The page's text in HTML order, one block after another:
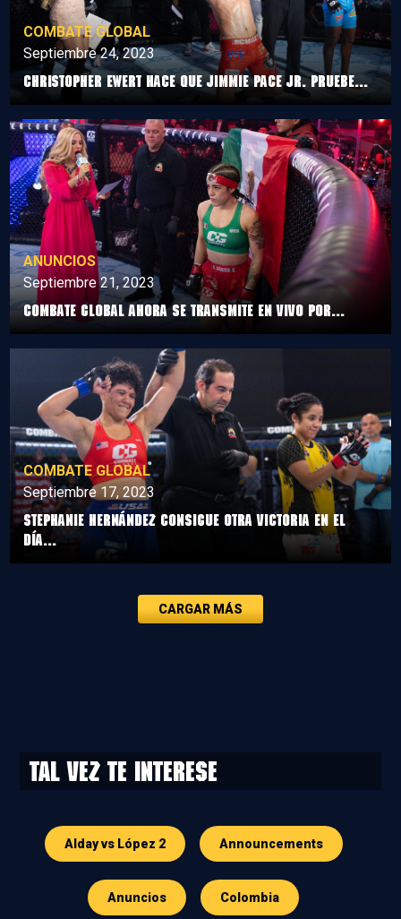
COMBATE GLOBAL
Septiembre 24, 2023
Christopher Ewert hace que Jimmie Pace Jr. pruebe...
ANUNCIOS
Septiembre 21, 2023
COMBATE GLOBAL AHORA SE TRANSMITE EN VIVO POR...
COMBATE GLOBAL
Septiembre 17, 2023
Stephanie Hernández consigue otra victoria en el
Día...
CARGAR MÁS
Tal vez te interese
Alday vs López 2 Announcements
Anuncios Colombia